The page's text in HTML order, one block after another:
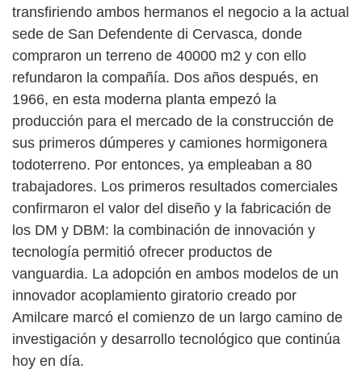
transfiriendo ambos hermanos el negocio a la actual
sede de San Defendente di Cervasca, donde
compraron un terreno de 40000 m2 y con ello
refundaron la compañía. Dos años después, en
1966, en esta moderna planta empezó la
producción para el mercado de la construcción de
sus primeros dúmperes y camiones hormigonera
todoterreno. Por entonces, ya empleaban a 80
trabajadores. Los primeros resultados comerciales
confirmaron el valor del diseño y la fabricación de
los DM y DBM: la combinación de innovación y
tecnología permitió ofrecer productos de
vanguardia. La adopción en ambos modelos de un
innovador acoplamiento giratorio creado por
Amilcare marcó el comienzo de un largo camino de
investigación y desarrollo tecnológico que continúa
hoy en día.